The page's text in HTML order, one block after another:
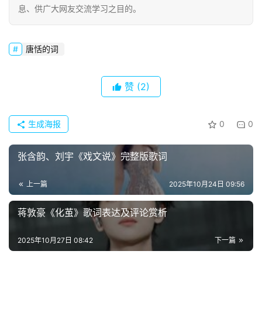
好
词
好
经
典
息、供广大网友交流学习之目的。
唐恬的词
赞 (2)
0 0
生成海报
张含韵、刘宇《戏文说》完整版歌词
上一篇 2025年10月24日 09:56
蒋敦豪《化茧》歌词表达及评论赏析
下一篇
2025年10月27日 08:42